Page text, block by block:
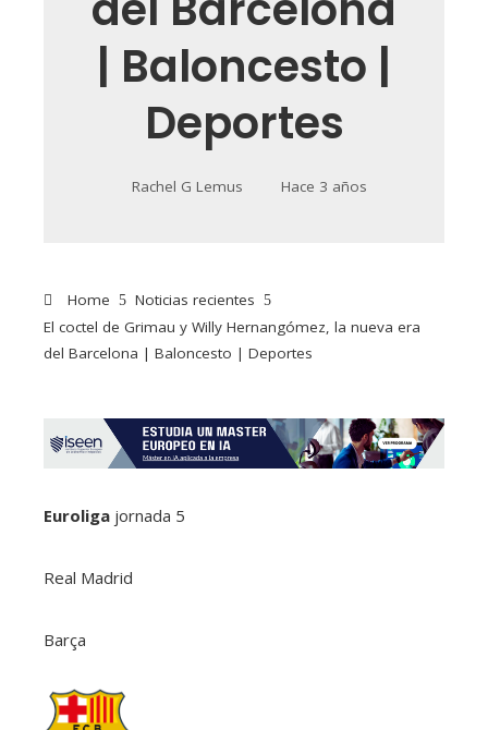
| Baloncesto |
Deportes
Rachel G Lemus Hace 3 años
Home
Noticias recientes
El coctel de Grimau y Willy Hernangómez, la nueva era
del Barcelona | Baloncesto | Deportes
Euroliga jornada 5
Real Madrid
Barça